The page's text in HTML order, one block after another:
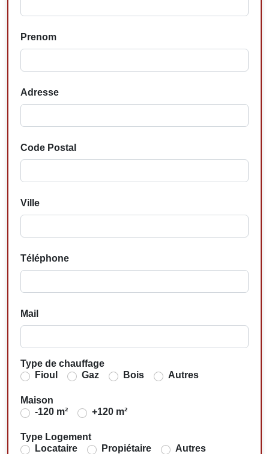
Prenom
Adresse
Code Postal
Ville
Téléphone
Mail
Type de chauffage
Fioul
Gaz Bois Autres
Maison
-120 m²
+120 m²
Type Logement
Locataire
Propiétaire Autres